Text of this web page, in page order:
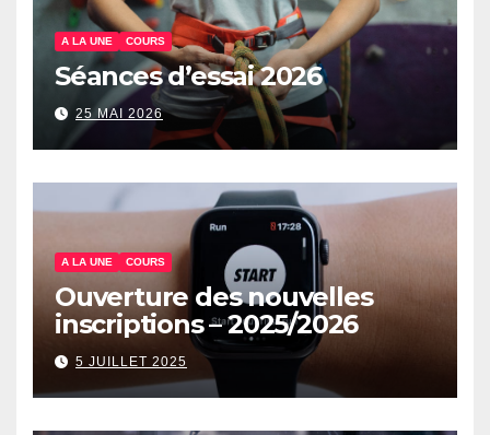
A LA UNE COURS
Séances d’essai 2026
25 MAI 2026
A LA UNE COURS
Ouverture des nouvelles
inscriptions – 2025/2026
5 JUILLET 2025